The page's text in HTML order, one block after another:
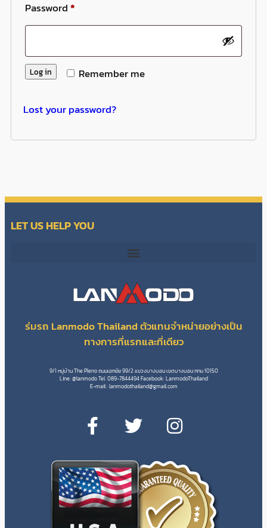
Password *
Remember me
Log in
Lost your password?
LET US HELP YOU
ร่มรถ Lanmodo Thailand ตัวแทนจำหน่ายอย่างเป็น
ทางการที่แรกและที่เดียว
9/1 หมู่บ้าน The Pleno ถนนเอกชัย 99/2 แขวงบางบอน เขตบางบอน กทม 10150
Line: @lanmodo Tel. 089-7844494 Facebook: LanmodoThailand
E-mail : lanmodothailand@gmail.com